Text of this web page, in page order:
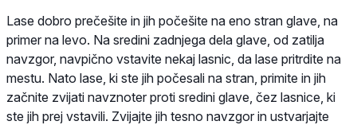
Lase dobro prečešite in jih počešite na eno stran glave, na
primer na levo. Na sredini zadnjega dela glave, od zatilja
navzgor, navpično vstavite nekaj lasnic, da lase pritrdite na
mestu. Nato lase, ki ste jih počesali na stran, primite in jih
začnite zvijati navznoter proti sredini glave, čez lasnice, ki
ste jih prej vstavili. Zvijajte jih tesno navzgor in ustvarjajte